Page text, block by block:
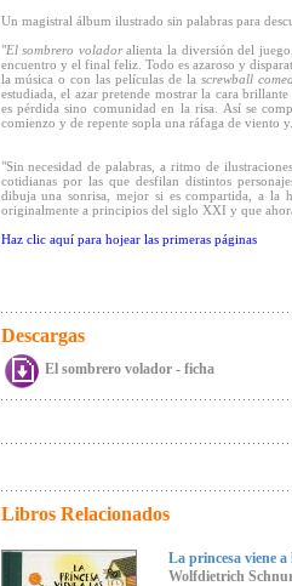
Un magistral álbum ilustrado sin palabras para
"El sombrero voladoralienta la diversión del
encuentro y el final feliz. Todo es azaroso y
la música o con las películas de lascrewball
estudiada, el azar pretende mostrar la cara
es pérdida sino comunidad en la risa. Así se
comienzo y de repente sopla una ráfaga de viento
"Sin necesidad de palabras, a ritmo de
cotidianas por las que desfilan distintos
dibuja una sonrisa, mejor si es compartida, a la
originalmente a principios del siglo XXI y que
Haz clic aquí para hojear las primeras páginas
Descargas
El sombrero volador - ficha
Libros Relacionados
La princesa viene a
Wolfdietrich